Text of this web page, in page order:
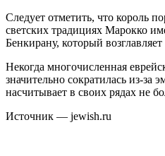
Следует отметить, что король
светских традициях Марокко
Бенкирану, который
Некогда многочисленная
значительно сократилась из-за
насчитывает в своих рядах не
Источник — jewish.ru